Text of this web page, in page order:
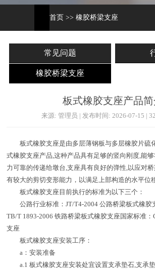
首页 >> 橡胶桥梁支座
常见问题
橡胶桥梁支座
板式橡胶支座产品简
来源: 管理员 | 发布时间: 2026-07-15 |
板式橡胶支座是由多层薄钢板与多层橡胶片硫
式橡胶支座产品,这种产品具有足够的竖向刚度,能
力可靠的传递给墩台,支座具有良好的弹性,以应对
有较大的剪切变形能力，以满足上部构造的水平位
板式橡胶支座目前执行的标准为以下三个：
公路行业标准：JT/T4-2004 公路桥梁板式橡胶
TB/T 1893-2006 铁路桥梁板式橡胶支座国家标准：
支座
板式橡胶支座安装工序：
a：安装准备
a.1 板式橡胶支座安装处宜设置支承垫石,支承